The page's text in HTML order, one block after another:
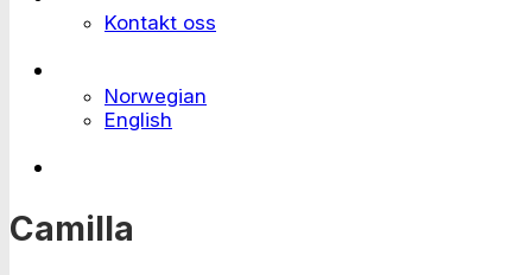
Kontakt oss
Norwegian
English
Camilla